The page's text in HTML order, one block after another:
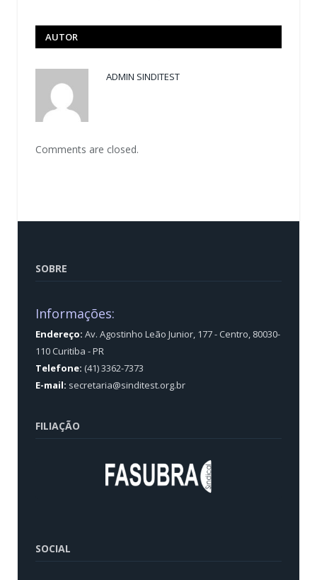
AUTOR
ADMIN SINDITEST
Comments are closed.
SOBRE
Informações:
Endereço: Av. Agostinho Leão Junior, 177 - Centro, 80030-
110 Curitiba - PR
Telefone: (41) 3362-7373
E-mail: secretaria@sinditest.org.br
FILIAÇÃO
SOCIAL